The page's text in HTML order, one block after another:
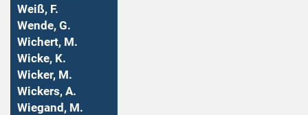
Weiß, F.
Wende, G.
Wichert, M.
Wicke, K.
Wicker, M.
Wickers, A.
Wiegand, M.